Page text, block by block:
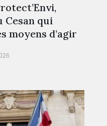
Cesan qui
moyens d’agir